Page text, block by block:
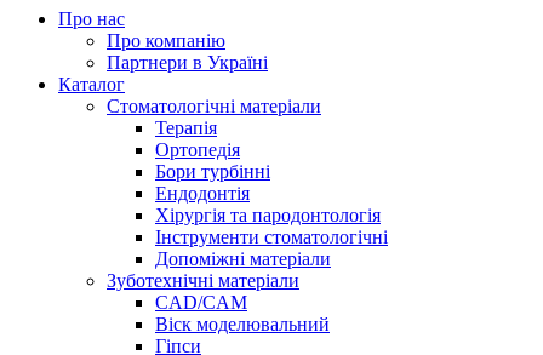
Про нас
Про компанію
Партнери в Україні
Каталог
Стоматологічні матеріали
Терапія
Ортопедія
Бори турбінні
Ендодонтія
Хірургія та пародонтологія
Інструменти стоматологічні
Допоміжні матеріали
Зуботехнічні матеріали
CAD/CAM
Віск моделювальний
Гіпси